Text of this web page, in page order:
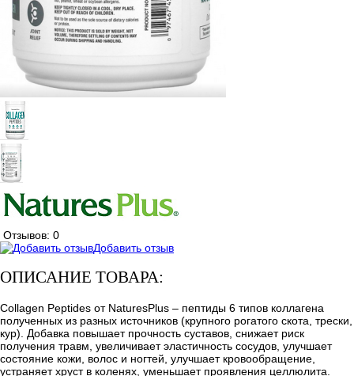
Отзывов: 0
Добавить отзыв
ОПИСАНИЕ ТОВАРА:
Collagen Peptides от NaturesPlus – пептиды 6 типов коллагена
полученных из разных источников (крупного рогатого скота, трески,
кур). Добавка повышает прочность суставов, снижает риск
получения травм, увеличивает эластичность сосудов, улучшает
состояние кожи, волос и ногтей, улучшает кровообращение,
устраняет хруст в коленях, уменьшает проявления целлюлита.